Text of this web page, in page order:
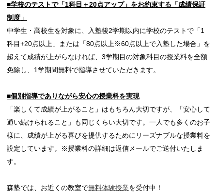
■学校のテストで「1科目＋20点アップ」をお約束する「成績保証
制度」
中学生・高校生を対象に、入塾後2学期以内に学校のテストで「1
科目+20点以上」または「80点以上※60点以上で入塾した場合」を
超えて成績が上がらなければ、3学期目の対象科目の授業料を全額
免除し、1学期間無料で指導させていただきます。
■個別指導でありながら安心の授業料を実現
「楽しくて成績が上がること」はもちろん大切ですが、「安心して
通い続けられること」も同じくらい大切です。一人でも多くのお子
様に、成績が上がる喜びを提供するためにリーズナブルな授業料を
設定しています。※授業料の詳細は返信メールでご送付いたしま
す。
森塾では、お近くの教室で無料体験授業を受付中！